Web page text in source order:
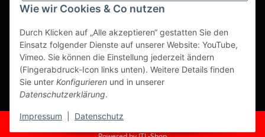
Wie wir Cookies & Co nutzen
Durch Klicken auf „Alle akzeptieren“ gestatten Sie den
Einsatz folgender Dienste auf unserer Website: YouTube,
Vimeo. Sie können die Einstellung jederzeit ändern
(Fingerabdruck-Icon links unten). Weitere Details finden
Sie unter Konfigurieren und in unserer
Datenschutzerklärung.
Impressum Datenschutz
geltender gesetzl. USt.
Dies ist ein reiner B2B Shop für Gewerbetreibende -
Bestellungen von Privatkunden werden nicht bearbeitet!
Partner-Seite
https://ruuga.de
* Alle Preise zzgl. gesetzlicher USt., zzgl.